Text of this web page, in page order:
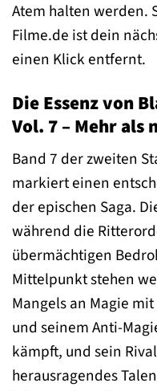
Atem halten werden.
Filme.de ist dein
einen Klick entfernt.
Die Essenz von
Vol. 7 – Mehr als
Band 7 der zweiten
markiert einen
der epischen Saga.
während die
übermächtigen
Mittelpunkt stehen
Mangels an Magie
und seinem Anti-
kämpft, und sein
herausragendes